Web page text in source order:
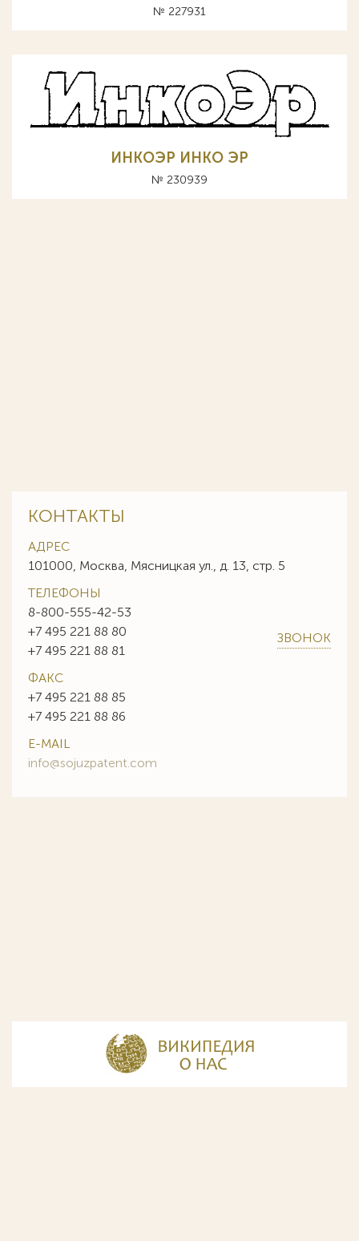
№ 227931
ИНКОЭР ИНКО ЭР
№ 230939
КОНТАКТЫ
АДРЕС
101000, Москва, Мясницкая ул., д. 13, стр. 5
ТЕЛЕФОНЫ
8-800-555-42-53
+7 495 221 88 80
+7 495 221 88 81
ЗВОНОК
ФАКС
+7 495 221 88 85
+7 495 221 88 86
E-MAIL
info@sojuzpatent.com